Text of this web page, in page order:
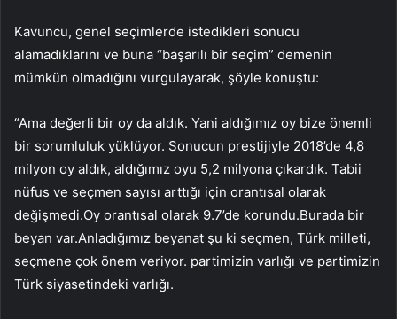
Kavuncu, genel seçimlerde istedikleri sonucu
alamadıklarını ve buna “başarılı bir seçim” demenin
mümkün olmadığını vurgulayarak, şöyle konuştu:
“Ama değerli bir oy da aldık. Yani aldığımız oy bize önemli
bir sorumluluk yüklüyor. Sonucun prestijiyle 2018’de 4,8
milyon oy aldık, aldığımız oyu 5,2 milyona çıkardık. Tabii
nüfus ve seçmen sayısı arttığı için orantısal olarak
değişmedi.Oy orantısal olarak 9.7’de korundu.Burada bir
beyan var.Anladığımız beyanat şu ki seçmen, Türk milleti,
seçmene çok önem veriyor. partimizin varlığı ve partimizin
Türk siyasetindeki varlığı.